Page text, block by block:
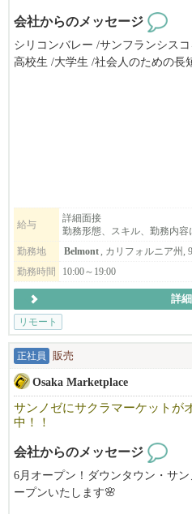
※米国での違法就労や観光ビザ等
ません。
会社からのメッセージ
シリコンバレー /サンフランシス
高校生 /大学生 /社会人のための長
は在住経験のある方も歓迎、日本
頂けます。
給与
詳細面接
勤務形態、スキル、勤務内容
勤務地
Belmont
, カリフォルニア州,
勤務時間
10:00～19:00
詳細
リモート
正社員 販売
Osaka Marketplace
サンノゼにサクラマーケットが
中！！
会社からのメッセージ
6月オープン！ダウンタウン・サ
ープンいたします🌸